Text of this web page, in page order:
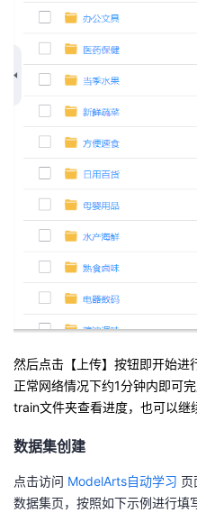
然后点击【上传】按钮即开始进
正常网络情况下约1分钟内即可
train文件夹查看进度，也可以继
数据集创建
点击访问 ModelArts自动学习 页
数据集页，按照如下示例进行填